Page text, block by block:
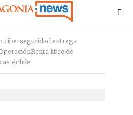
ciberseguridad entrega
libre de
#chile